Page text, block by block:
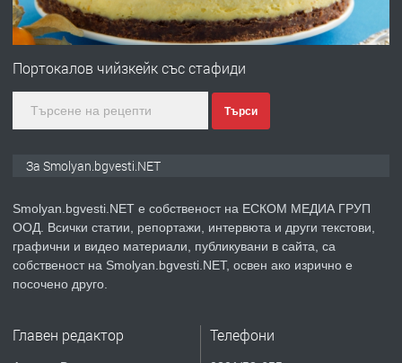
ПРЕДЛАГА Иглолистни Пелети клас А1
преди 2 години
ТЪРСИ Търсят се строителни работници
Портокалов чийзкейк със стафиди
Търси
За Smolyan.bgvesti.NET
Smolyan.bgvesti.NET е собственост на ЕСКОМ МЕДИА ГРУП
ООД. Всички статии, репортажи, интервюта и други текстови,
графични и видео материали, публикувани в сайта, са
собственост на Smolyan.bgvesti.NET, освен ако изрично е
посочено друго.
Главен редактор Телефони